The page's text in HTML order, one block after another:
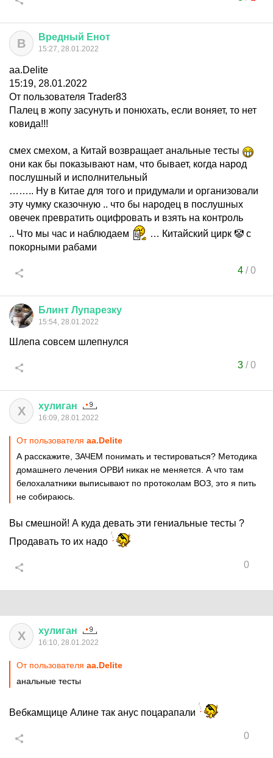
В Вредный Енот
15:27, 28.01.2022
aa.Delite
15:19, 28.01.2022
От пользователя Trader83
Палец в жопу засунуть и понюхать, если воняет, то нет
ковида!!!
смех смехом, а Китай возвращает анальные тесты
они как бы показывают нам, что бывает, когда народ
послушный и исполнительный
…….. Ну в Китае для того и придумали и организовали
эту чумку сказочную .. что бы народец в послушных
овечек превратить оцифровать и взять на контроль
.. Что мы час и наблюдаем
… Китайский цирк 🤡 с
покорными рабами
4/0
Блинт Лупарезку
15:54, 28.01.2022
Шлепа совсем шлепнулся
3/0
Х хулиган
16:09, 28.01.2022
От пользователя aa.Delite
А расскажите, ЗАЧЕМ понимать и тестироваться? Методика
домашнего лечения ОРВИ никак не меняется. А что там
белохалатники выписывают по протоколам ВОЗ, это я пить
не собираюсь.
Вы смешной! А куда девать эти гениальные тесты ?
Продавать то их надо
0
Х хулиган
16:10, 28.01.2022
От пользователя aa.Delite
анальные тесты
Вебкамщице Алине так анус поцарапали
0